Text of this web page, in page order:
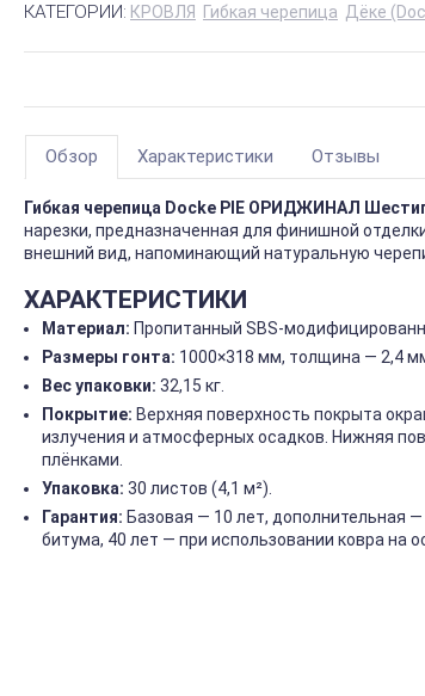
КАТЕГОРИИ: КРОВЛЯ Гибкая черепица Дёке
Обзор Характеристики Отзывы
Гибкая черепица Docke PIE ОРИДЖИНАЛ
нарезки, предназначенная для финишной
внешний вид, напоминающий натуральную
ХАРАКТЕРИСТИКИ
Материал: Пропитанный SBS-
Размеры гонта: 1000×318 мм, толщина — 2,4
Вес упаковки: 32,15 кг.
Покрытие: Верхняя поверхность покрыта
излучения и атмосферных осадков. Нижняя
плёнками.
Упаковка: 30 листов (4,1 м²).
Гарантия: Базовая — 10 лет, дополнительная
битума, 40 лет — при использовании ковра на